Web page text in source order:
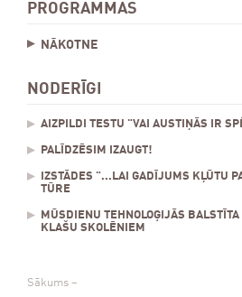
PROGRAMMAS
NĀKOTNE
NODERĪGI
AIZPILDI TESTU "VAI AUSTIŅĀS IR
PALĪDZĒSIM IZAUGT!
IZSTĀDES "...LAI GADĪJUMS KĻŪTU
TŪRE
MŪSDIENU TEHNOLOĢIJĀS
KLAŠU SKOLĒNIEM
Sākums –